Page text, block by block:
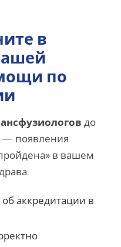
в
по
до
— появления
в вашем
аккредитации в